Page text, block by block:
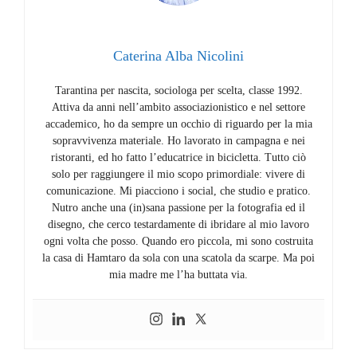
Caterina Alba Nicolini
Tarantina per nascita, sociologa per scelta, classe 1992.
Attiva da anni nell’ambito associazionistico e nel settore
accademico, ho da sempre un occhio di riguardo per la mia
sopravvivenza materiale. Ho lavorato in campagna e nei
ristoranti, ed ho fatto l’educatrice in bicicletta. Tutto ciò
solo per raggiungere il mio scopo primordiale: vivere di
comunicazione. Mi piacciono i social, che studio e pratico.
Nutro anche una (in)sana passione per la fotografia ed il
disegno, che cerco testardamente di ibridare al mio lavoro
ogni volta che posso. Quando ero piccola, mi sono costruita
la casa di Hamtaro da sola con una scatola da scarpe. Ma poi
mia madre me l’ha buttata via.